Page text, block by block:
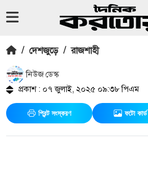
/ দেশজুড়ে / রাজশাহী
নিউজ ডেস্ক
প্রকাশ : ০৭ জুলাই, ২০২৫ ০৯:৩৮ পিএম
প্রিন্ট সংস্করণ ফটো কার্ড